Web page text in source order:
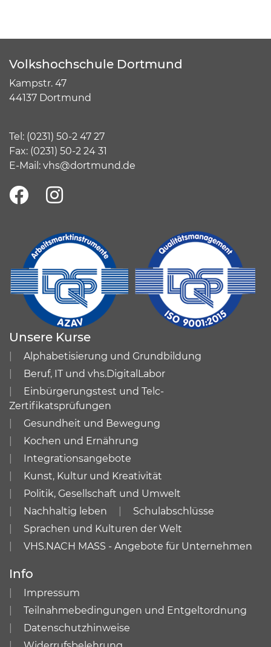
Volkshochschule Dortmund
Kampstr. 47
44137 Dortmund
Tel: (0231) 50-2 47 27
Fax: (0231) 50-2 24 31
E-Mail: vhs@dortmund.de
Unsere Kurse
Alphabetisierung und Grundbildung
Beruf, IT und vhs.DigitalLabor
Einbürgerungstest und Telc-
Zertifikatsprüfungen
Gesundheit und Bewegung
Kochen und Ernährung
Integrationsangebote
Kunst, Kultur und Kreativität
Politik, Gesellschaft und Umwelt
Nachhaltig leben
Schulabschlüsse
Sprachen und Kulturen der Welt
VHS.NACH MASS - Angebote für Unternehmen
Info
Impressum
Teilnahmebedingungen und Entgeltordnung
Datenschutzhinweise